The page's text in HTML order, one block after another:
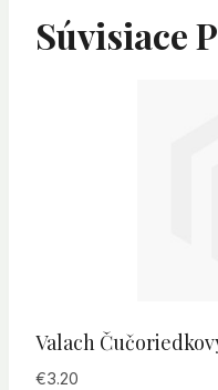
Súvisiace
Valach
€3.20